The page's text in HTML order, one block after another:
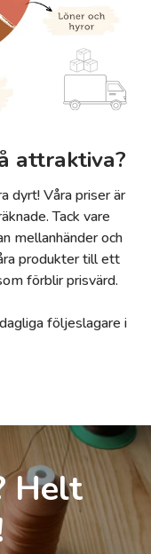
attraktiva?
dyrt! Våra priser är
Tack vare
mellanhänder och
produkter till ett
förblir prisvärd.
följeslagare i
Helt